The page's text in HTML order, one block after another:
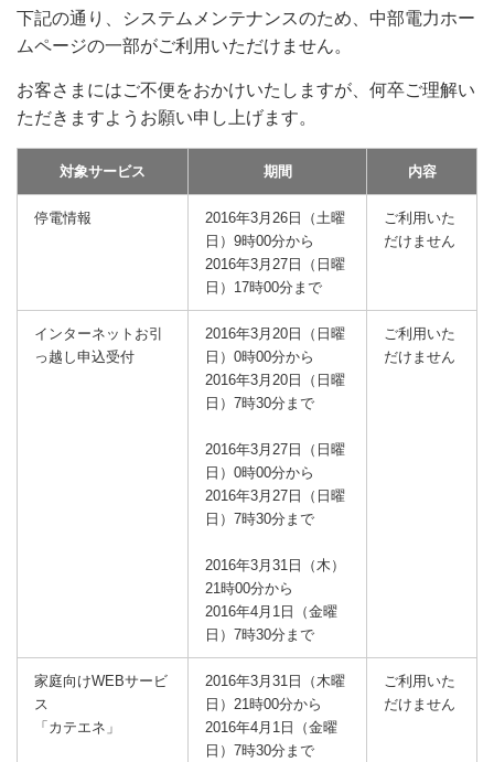
下記の通り、システムメンテナンスのため、中部電力ホー
ムページの一部がご利用いただけません。
お客さまにはご不便をおかけいたしますが、何卒ご理解い
ただきますようお願い申し上げます。
対象サービス 期間 内容
停電情報
2016年3月26日（土曜
日）9時00分から
2016年3月27日（日曜
日）17時00分まで
ご利用いた
だけません
インターネットお引
っ越し申込受付
2016年3月20日（日曜
日）0時00分から
2016年3月20日（日曜
日）7時30分まで
2016年3月27日（日曜
日）0時00分から
2016年3月27日（日曜
日）7時30分まで
2016年3月31日（木）
21時00分から
2016年4月1日（金曜
日）7時30分まで
ご利用いた
だけません
家庭向けWEBサービ
ス
「カテエネ」
2016年3月31日（木曜
日）21時00分から
2016年4月1日（金曜
日）7時30分まで
ご利用いた
だけません